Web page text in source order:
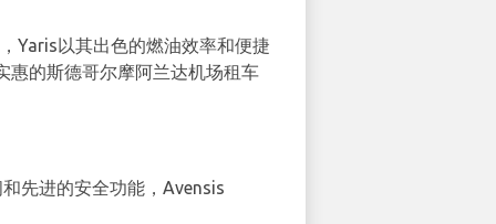
Yaris以其出色的燃油效率和便捷
惠的斯德哥尔摩阿兰达机场租车
先进的安全功能，Avensis